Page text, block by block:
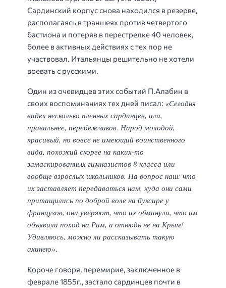
Сардинский корпус снова находился в резерве,
располагаясь в траншеях против четвертого
бастиона и потеряв в перестрелке 40 человек,
более в активных действиях с тех пор не
участвовал. Итальянцы решительно не хотели
воевать с русскими.
Один из очевидцев этих событий П.Алабин в
своих воспоминаниях тех дней писал: «Сегодня
видел несколько пленных сардинцев, или,
правильнее, перебежчиков. Народ молодой,
красивый, но вовсе не имеющий воинственного
вида, похожий скорее на каких-то
замаскированных гимназистов 8 класса или
вообще взрослых школьников. На вопрос наш: что
их заставляет передаваться нам, куда они сами
притащились по доброй воле на буксире у
французов, они уверяют, что их обманули, что им
объявили поход на Рим, а отнюдь не на Крым!
Удивляюсь, можно ли рассказывать такую
ахинею».
Короче говоря, перемирие, заключенное в
феврале 1855г., застало сардинцев почти в